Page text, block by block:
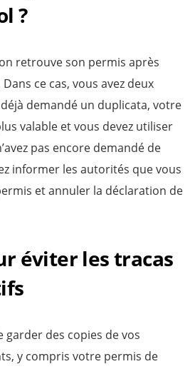
?
retrouve son permis après
ce cas, vous avez deux
demandé un duplicata, votre
valable et vous devez utiliser
pas encore demandé de
informer les autorités que vous
et annuler la déclaration de
éviter les tracas
des copies de vos
y compris votre permis de